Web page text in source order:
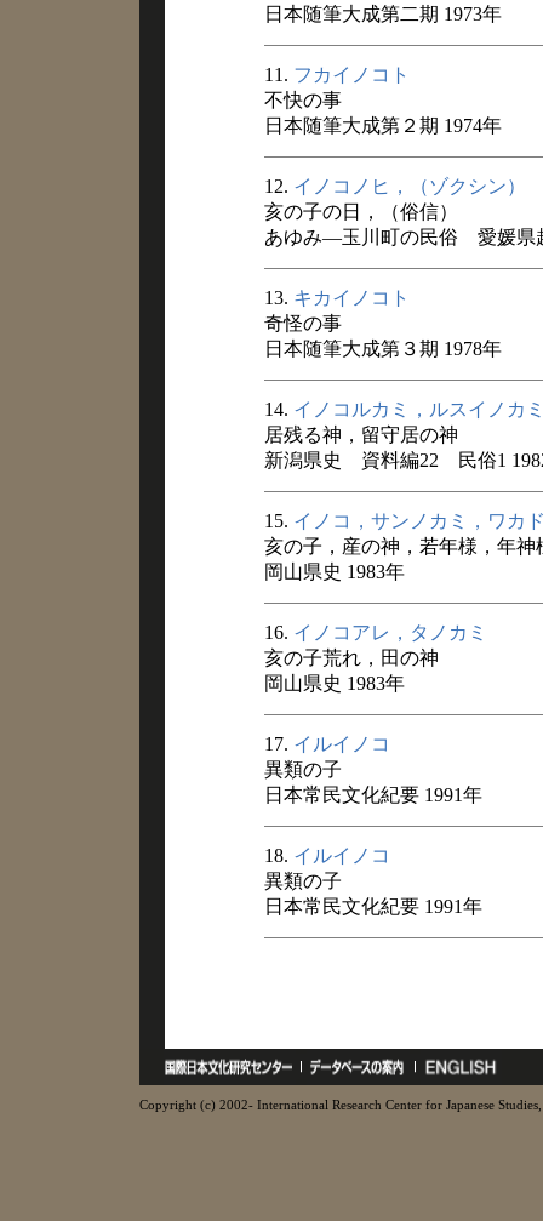
日本随筆大成第二期 1973年
11. フカイノコト
不快の事
日本随筆大成第２期 1974年
12. イノコノヒ，（ゾクシン）
亥の子の日，（俗信）
あゆみ―玉川町の民俗 愛媛県
13. キカイノコト
奇怪の事
日本随筆大成第３期 1978年
14. イノコルカミ，ルスイノカ
居残る神，留守居の神
新潟県史 資料編22 民俗1
15. イノコ，サンノカミ，ワカ
亥の子，産の神，若年様，年神
岡山県史 1983年
16. イノコアレ，タノカミ
亥の子荒れ，田の神
岡山県史 1983年
17. イルイノコ
異類の子
日本常民文化紀要 1991年
18. イルイノコ
異類の子
日本常民文化紀要 1991年
Copyright (c) 2002- International Research Center for Japanese